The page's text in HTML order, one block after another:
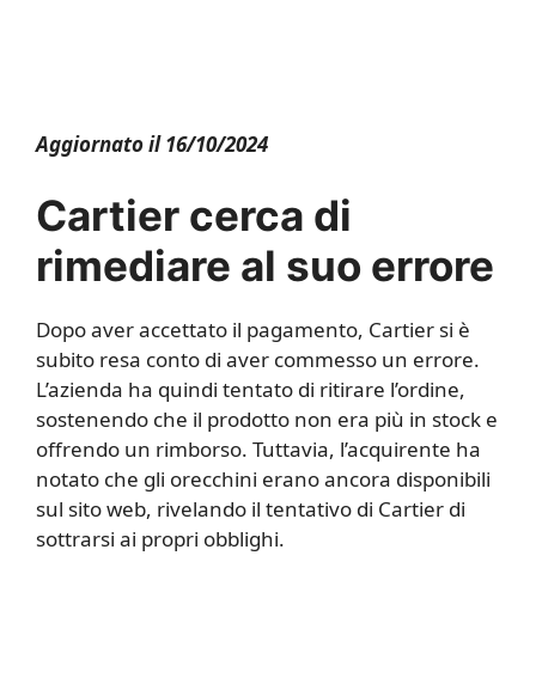
Aggiornato il 16/10/2024
Cartier cerca di
rimediare al suo errore
Dopo aver accettato il pagamento, Cartier si è
subito resa conto di aver commesso un errore.
L’azienda ha quindi tentato di ritirare l’ordine,
sostenendo che il prodotto non era più in stock e
offrendo un rimborso. Tuttavia, l’acquirente ha
notato che gli orecchini erano ancora disponibili
sul sito web, rivelando il tentativo di Cartier di
sottrarsi ai propri obblighi.